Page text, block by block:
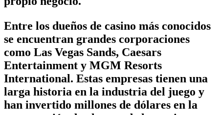
Entre los dueños de casino más conocidos
se encuentran grandes corporaciones
como Las Vegas Sands, Caesars
Entertainment y MGM Resorts
International. Estas empresas tienen una
larga historia en la industria del juego y
han invertido millones de dólares en la